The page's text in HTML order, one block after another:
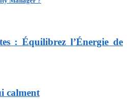
: Équilibrez l’Énergie de
calment